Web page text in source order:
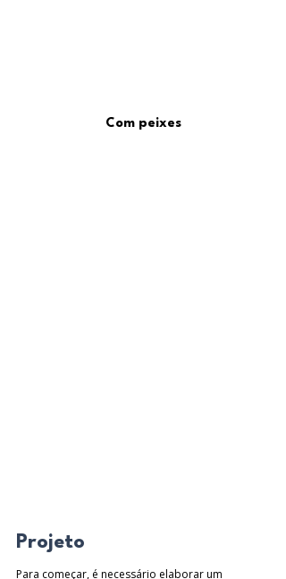
Com peixes
Projeto
Para começar, é necessário elaborar um